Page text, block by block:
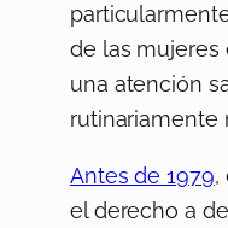
de las mujeres
una atención
rutinariamente
Antes de 1979,
el derecho a